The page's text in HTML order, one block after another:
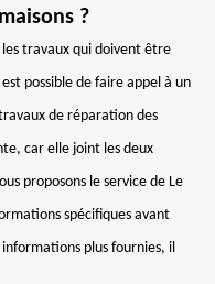
?
travaux qui doivent être
possible de faire appel à un
de réparation des
car elle joint les deux
proposons le service de Le
spécifiques avant
plus fournies, il